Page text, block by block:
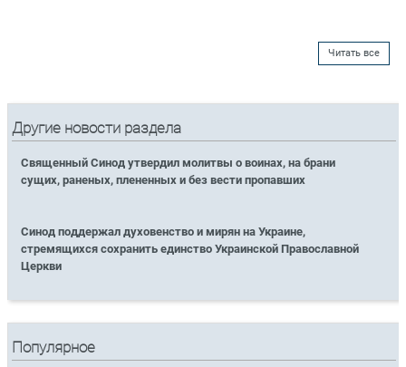
Читать все
Другие новости раздела
Священный Синод утвердил молитвы о воинах, на брани
сущих, раненых, плененных и без вести пропавших
Синод поддержал духовенство и мирян на Украине,
стремящихся сохранить единство Украинской Православной
Церкви
Популярное